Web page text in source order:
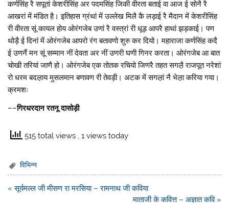
कर्णसिंह रै सपूतां केशरीसिंह अर पदमसिंह जिकी वीरता बताई वा आज ई सोनै रै
आखरां में मंडित है। इतिहास ग्रंथां में उल्लेख मिलै कै लड़ाई रै मैदान में केशरीसिंह
री वीरता सूं कायल होय ओरंगजेब उणां रै वस्त्रां री धूड़ आपरै हाथां झड़काई। पण
थोड़ै ई दिनां में ओरंगजेब आपरो रंग बतावणो शुरु कर दियो। महाराजा कर्णसिंह कदै
ई उणनैं मन सूं सम्मान नीं देवता अर नीं उणरी घणी गिनर करता। ओरंगजेब आ बात
चोखी तरियां जाणै हो। ओरंगजेब एक तोतक रचियो जिणरै तहत सगल़ै राजपूत नरेशां
रो धरम बदल़ाय मुसलमान बणावण री तेवड़ी। अटक में सगल़ां नै भेल़ा करिया गया।
क्रमशः
~~गिरधरदान रतनू दासोड़ी
515 total views , 1 views today
विभिन्न
Post
« सूर्यमल्ल जी मीसण रा मरसिया – रामनाथ जी कविया
माताजी के कवित्त – अज्ञात कवि »